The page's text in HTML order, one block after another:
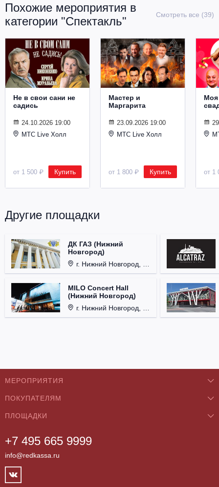
Похожие мероприятия в
категории "Спектакль"
Смотреть все (39)
Не в свои сани не
садись
24.10.2026 19:00
МТС Live Холл
от 1 500 ₽ Купить
Мастер и
Маргарита
23.09.2026 19:00
МТС Live Холл
от 1 800 ₽ Купить
Моя
от 1
Другие площадки
ДК ГАЗ (Нижний
Новгород)
г. Нижний Новгород, ул. Смирнова, д. 12.
MILO Concert Hall
(Нижний Новгород)
г. Нижний Новгород, ул. Родионова, д. 4.
+7 495 665 9999
info@redkassa.ru
МЕРОПРИЯТИЯ
Концерты
Классика
Театры
Фестивали
Спорт
ПОКУПАТЕЛЯМ
О нас
Как купить
Возврат билетов
Контакты
ПЛОЩАДКИ
Бар/Ресторан/Кафе
Клуб
Концертный зал